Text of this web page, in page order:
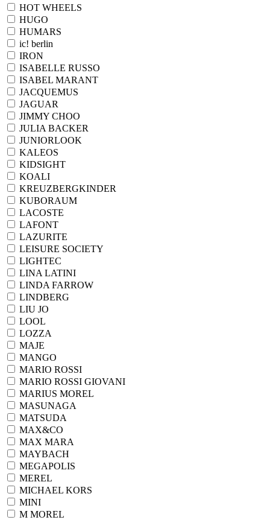
HOT WHEELS
HUGO
HUMARS
ic! berlin
IRON
ISABELLE RUSSO
ISABEL MARANT
JACQUEMUS
JAGUAR
JIMMY CHOO
JULIA BACKER
JUNIORLOOK
KALEOS
KIDSIGHT
KOALI
KREUZBERGKINDER
KUBORAUM
LACOSTE
LAFONT
LAZURITE
LEISURE SOCIETY
LIGHTEC
LINA LATINI
LINDA FARROW
LINDBERG
LIU JO
LOOL
LOZZA
MAJE
MANGO
MARIO ROSSI
MARIO ROSSI GIOVANI
MARIUS MOREL
MASUNAGA
MATSUDA
MAX&CO
MAX MARA
MAYBACH
MEGAPOLIS
MEREL
MICHAEL KORS
MINI
M MOREL